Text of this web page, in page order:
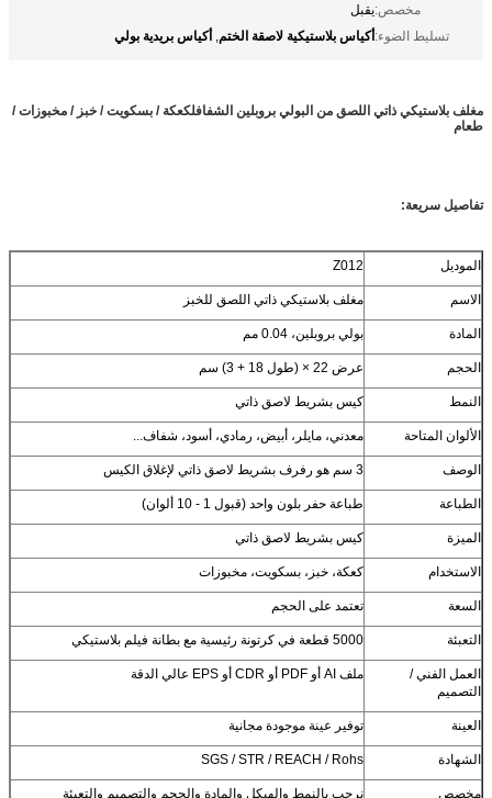
مخصص:يقبل
تسليط الضوء:أكياس بلاستيكية لاصقة الختم,أكياس بريدية بولي
مغلف بلاستيكي ذاتي اللصق من البولي بروبلين الشفافلكعكة / بسكويت / خبز / مخبوزات /
طعام
تفاصيل سريعة:
الموديل Z012
الاسم مغلف بلاستيكي ذاتي اللصق للخبز
المادة بولي بروبلين، 0.04 مم
الحجم عرض 22 × (طول 18 + 3) سم
النمط كيس بشريط لاصق ذاتي
الألوان المتاحة معدني، مايلر، أبيض، رمادي، أسود، شفاف...
الوصف 3 سم هو رفرف بشريط لاصق ذاتي لإغلاق الكيس
الطباعة طباعة حفر بلون واحد (قبول 1 - 10 ألوان)
الميزة كيس بشريط لاصق ذاتي
الاستخدام كعكة، خبز، بسكويت، مخبوزات
السعة تعتمد على الحجم
التعبئة 5000 قطعة في كرتونة رئيسية مع بطانة فيلم بلاستيكي
العمل الفني /
التصميم
ملف AI أو PDF أو CDR أو EPS عالي الدقة
العينة توفير عينة موجودة مجانية
الشهادة SGS / STR / REACH / Rohs
مخصص نرحب بالنمط والهيكل والمادة والحجم والتصميم والتعبئة